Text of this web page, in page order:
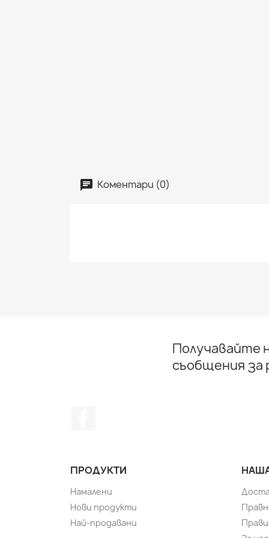
Коментари (0)
Получавайте
съобщения за
ПРОДУКТИ
Намалени
Нови продукти
Най-продавани